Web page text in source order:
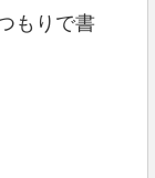
もりで書